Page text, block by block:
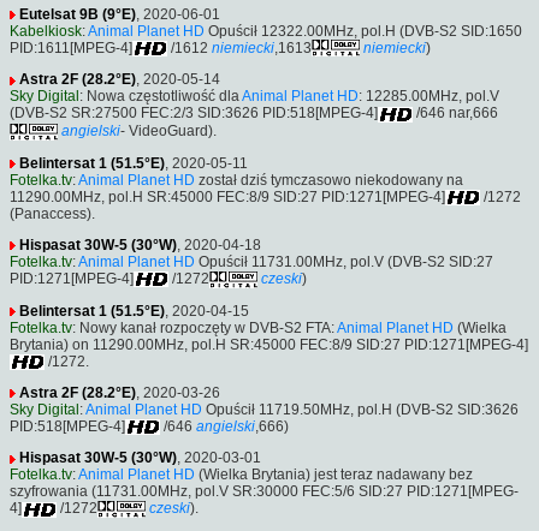
Eutelsat 9B (9°E) , 2020-06-01
Kabelkiosk:Animal Planet HD Opuścił 12322.00MHz, pol.H (DVB-S2 SID:1650
PID:1611[MPEG-4]
/1612 niemiecki ,1613 niemiecki)
Astra 2F (28.2°E), 2020-05-14
Sky Digital : Nowa częstotliwość dlaAnimal Planet HD: 12285.00MHz, pol.V
(DVB-S2 SR:27500 FEC:2/3 SID:3626 PID:518[MPEG-4]
/646 nar,666
angielski- VideoGuard).
Belintersat 1 (51.5°E) , 2020-05-11
Fotelka.tv:Animal Planet HD został dziś tymczasowo niekodowany na
11290.00MHz, pol.H SR:45000 FEC:8/9 SID:27 PID:1271[MPEG-4]
/1272
(Panaccess).
Hispasat 30W-5 (30°W), 2020-04-18
Fotelka.tv:Animal Planet HD Opuścił 11731.00MHz, pol.V (DVB-S2 SID:27
PID:1271[MPEG-4]
/1272 czeski)
Belintersat 1 (51.5°E) , 2020-04-15
Fotelka.tv: Nowy kanał rozpoczęty w DVB-S2 FTA:Animal Planet HD (Wielka
Brytania) on 11290.00MHz, pol.H SR:45000 FEC:8/9 SID:27 PID:1271[MPEG-4]
/1272.
Astra 2F (28.2°E), 2020-03-26
Sky Digital :Animal Planet HD Opuścił 11719.50MHz, pol.H (DVB-S2 SID:3626
PID:518[MPEG-4]
/646 angielski,666)
Hispasat 30W-5 (30°W), 2020-03-01
Fotelka.tv:Animal Planet HD (Wielka Brytania) jest teraz nadawany bez
szyfrowania (11731.00MHz, pol.V SR:30000 FEC:5/6 SID:27 PID:1271[MPEG-
4]
/1272 czeski).